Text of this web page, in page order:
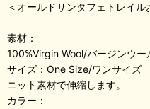
＜オールドサンタフェトレイル
素材：
100%Virgin Wool/バージンウー
サイズ：One Size/ワンサイズ
ニット素材で伸縮します。
カラー：